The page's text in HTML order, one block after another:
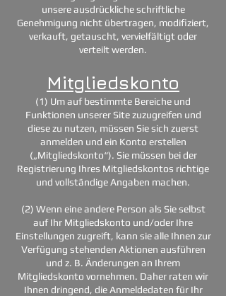
unsere ausdrückliche schriftliche
Genehmigung nicht übertragen, modifiziert,
verkauft, getauscht, vervielfältigt oder
verteilt werden.
Mitgliedskonto
(1) Um auf bestimmte Bereiche und
Funktionen unserer Site zuzugreifen und
diese zu nutzen, müssen Sie sich zuerst
anmelden und ein Konto erstellen
(„Mitgliedskonto“). Sie müssen bei der
Registrierung Ihres Mitgliedskontos richtige
und vollständige Angaben machen.
(2) Wenn eine andere Person als Sie selbst
auf Ihr Mitgliedskonto und/oder Ihre
Einstellungen zugreift, kann sie alle Ihnen zur
Verfügung stehenden Aktionen ausführen
und z. B. Änderungen an Ihrem
Mitgliedskonto vornehmen. Daher raten wir
Ihnen dringend, die Anmeldedaten für Ihr